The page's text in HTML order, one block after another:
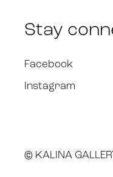
Stay
Facebook
Instagram
© KALINA